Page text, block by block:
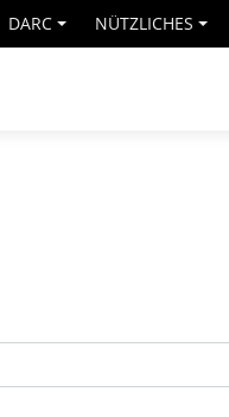
+
DARC
+
NÜTZLICHES